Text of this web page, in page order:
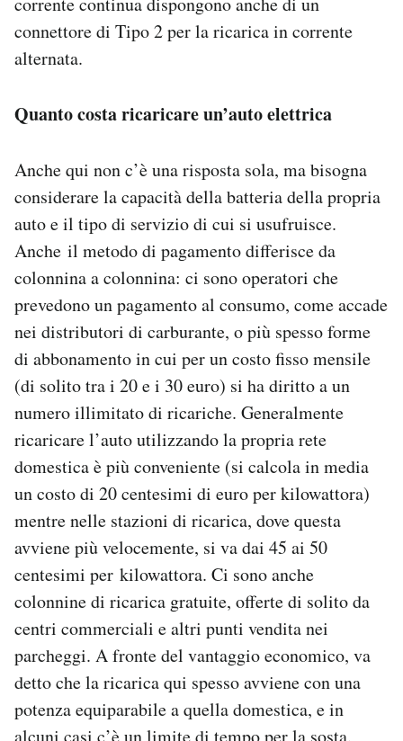
connettore di Tipo 2 per la ricarica in corrente
alternata.
Quanto costa ricaricare un’auto elettrica
Anche qui non c’è una risposta sola, ma bisogna
considerare la capacità della batteria della propria
auto e il tipo di servizio di cui si usufruisce.
Anche il metodo di pagamento differisce da
colonnina a colonnina: ci sono operatori che
prevedono un pagamento al consumo, come accade
nei distributori di carburante, o più spesso forme
di abbonamento in cui per un costo fisso mensile
(di solito tra i 20 e i 30 euro) si ha diritto a un
numero illimitato di ricariche. Generalmente
ricaricare l’auto utilizzando la propria rete
domestica è più conveniente (si calcola in media
un costo di 20 centesimi di euro per kilowattora)
mentre nelle stazioni di ricarica, dove questa
avviene più velocemente, si va dai 45 ai 50
centesimi per kilowattora. Ci sono anche
colonnine di ricarica gratuite, offerte di solito da
centri commerciali e altri punti vendita nei
parcheggi. A fronte del vantaggio economico, va
detto che la ricarica qui spesso avviene con una
potenza equiparabile a quella domestica, e in